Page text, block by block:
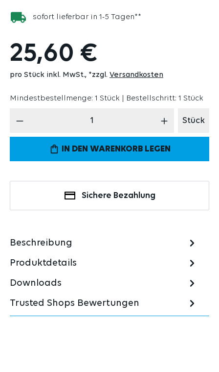
sofort lieferbar in 1-5 Tagen**
25,60 €
pro Stück inkl. MwSt. *zzgl. Versandkosten
Mindestbestellmenge: 1 Stück | Bestellschritt: 1 Stück
Produkt Anzahl: Gib den gewünschten
Stück
IN DEN WARENKORB LEGEN
Sichere Bezahlung
Beschreibung
Produktdetails
Downloads
Trusted Shops Bewertungen